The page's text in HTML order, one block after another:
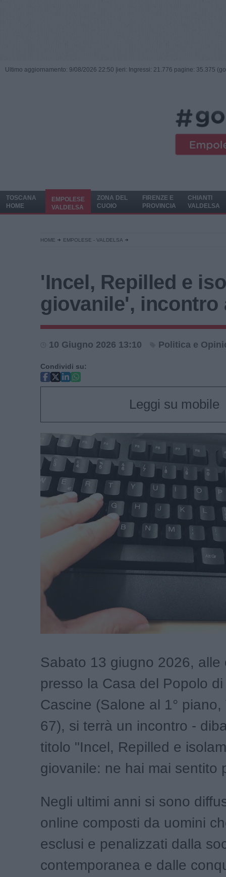
Ultimo aggiornamento: 9/08/2026 22:50 | ieri: Ingressi: 21.776 pagine: 35.375
TOSCANA
HOME
EMPOLESE
VALDELSA
ZONA DEL
CUOIO
FIRENZE E
PROVINCIA
CHIANTI
VALDELSA
HOME EMPOLESE - VALDELSA
'Incel, Repilled e
giovanile', incontro
10 Giugno 2026 13:10 Politica e
Condividi su:
Leggi su mobile
Sabato 13 giugno 2026, alle
presso la Casa del Popolo
Cascine (Salone al 1°
67), si terrà un incontro -
titolo "Incel, Repilled e
giovanile: ne hai mai sentito
Negli ultimi anni si sono
online composti da uomini
esclusi e penalizzati dalla
contemporanea e dalle